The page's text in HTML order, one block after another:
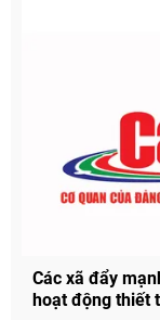
Các xã đẩy
hoạt động thiết